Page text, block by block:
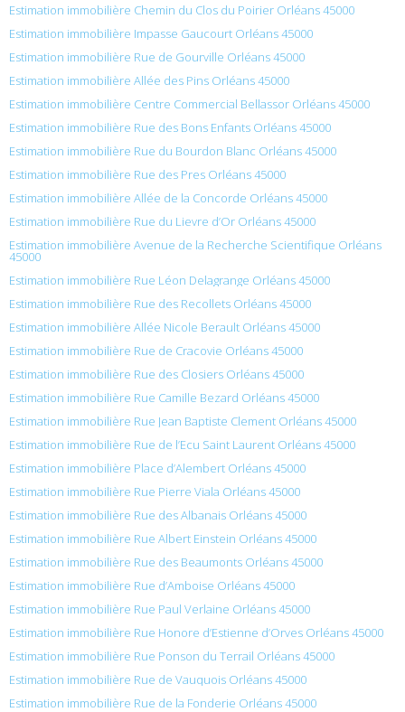
Estimation immobilière Chemin du Clos du Poirier Orléans 45000
Estimation immobilière Impasse Gaucourt Orléans 45000
Estimation immobilière Rue de Gourville Orléans 45000
Estimation immobilière Allée des Pins Orléans 45000
Estimation immobilière Centre Commercial Bellassor Orléans 45000
Estimation immobilière Rue des Bons Enfants Orléans 45000
Estimation immobilière Rue du Bourdon Blanc Orléans 45000
Estimation immobilière Rue des Pres Orléans 45000
Estimation immobilière Allée de la Concorde Orléans 45000
Estimation immobilière Rue du Lievre d’Or Orléans 45000
Estimation immobilière Avenue de la Recherche Scientifique Orléans
45000
Estimation immobilière Rue Léon Delagrange Orléans 45000
Estimation immobilière Rue des Recollets Orléans 45000
Estimation immobilière Allée Nicole Berault Orléans 45000
Estimation immobilière Rue de Cracovie Orléans 45000
Estimation immobilière Rue des Closiers Orléans 45000
Estimation immobilière Rue Camille Bezard Orléans 45000
Estimation immobilière Rue Jean Baptiste Clement Orléans 45000
Estimation immobilière Rue de l’Ecu Saint Laurent Orléans 45000
Estimation immobilière Place d’Alembert Orléans 45000
Estimation immobilière Rue Pierre Viala Orléans 45000
Estimation immobilière Rue des Albanais Orléans 45000
Estimation immobilière Rue Albert Einstein Orléans 45000
Estimation immobilière Rue des Beaumonts Orléans 45000
Estimation immobilière Rue d’Amboise Orléans 45000
Estimation immobilière Rue Paul Verlaine Orléans 45000
Estimation immobilière Rue Honore d’Estienne d’Orves Orléans 45000
Estimation immobilière Rue Ponson du Terrail Orléans 45000
Estimation immobilière Rue de Vauquois Orléans 45000
Estimation immobilière Rue de la Fonderie Orléans 45000